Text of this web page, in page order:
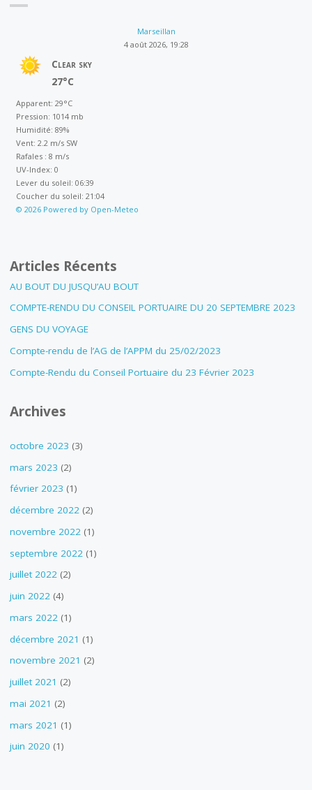
Marseillan
4 août 2026, 19:28
Clear sky
27°C
Apparent: 29°C
Pression: 1014 mb
Humidité: 89%
Vent: 2.2 m/s SW
Rafales : 8 m/s
UV-Index: 0
Lever du soleil: 06:39
Coucher du soleil: 21:04
© 2026 Powered by Open-Meteo
Articles Récents
AU BOUT DU JUSQU’AU BOUT
COMPTE-RENDU DU CONSEIL PORTUAIRE DU 20 SEPTEMBRE 2023
GENS DU VOYAGE
Compte-rendu de l’AG de l’APPM du 25/02/2023
Compte-Rendu du Conseil Portuaire du 23 Février 2023
Archives
octobre 2023 (3)
mars 2023 (2)
février 2023 (1)
décembre 2022(2)
novembre 2022(1)
septembre 2022(1)
juillet 2022(2)
juin 2022(4)
mars 2022(1)
décembre 2021 (1)
novembre 2021 (2)
juillet 2021 (2)
mai 2021 (2)
mars 2021 (1)
juin 2020 (1)